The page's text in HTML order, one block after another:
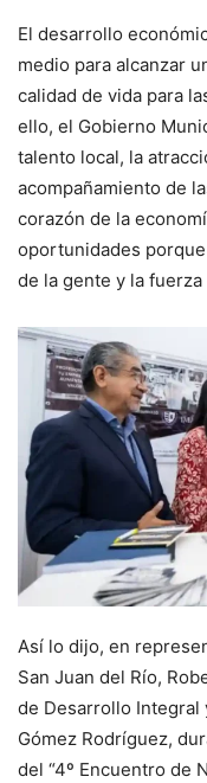
El desarrollo
medio para alcanzar
calidad de vida para
ello, el Gobierno
talento local, la
acompañamiento de
corazón de la
oportunidades
de la gente y la
Así lo dijo, en
San Juan del Río,
de Desarrollo Integral
Gómez Rodríguez,
del “4º Encuentro de